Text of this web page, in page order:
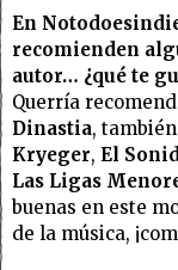
En
recomienden
autor… ¿qué te
Querría
Dinastia, también
Kryeger, El
Las Ligas
buenas en este
de la música,